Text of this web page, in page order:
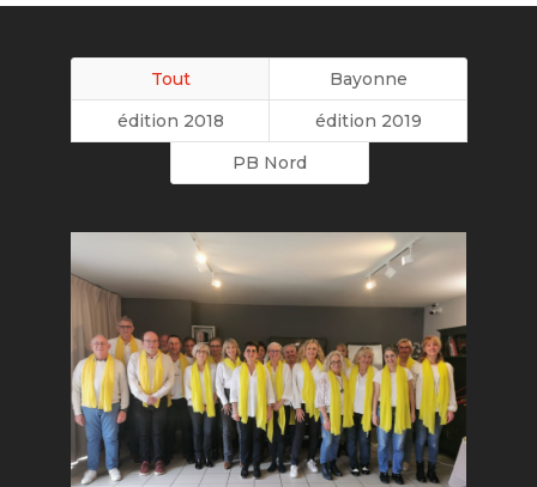
Tout
Bayonne
édition 2018
édition 2019
PB Nord